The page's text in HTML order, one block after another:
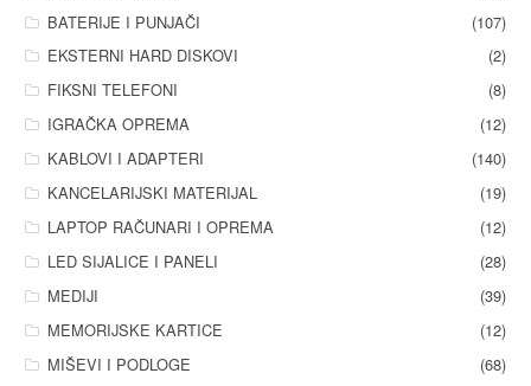
BATERIJE I PUNJAČI
(107)
EKSTERNI HARD DISKOVI
(2)
FIKSNI TELEFONI
(8)
IGRAČKA OPREMA
(12)
KABLOVI I ADAPTERI
(140)
KANCELARIJSKI MATERIJAL
(19)
LAPTOP RAČUNARI I OPREMA
(12)
LED SIJALICE I PANELI
(28)
MEDIJI
(39)
MEMORIJSKE KARTICE
(12)
MIŠEVI I PODLOGE
(68)